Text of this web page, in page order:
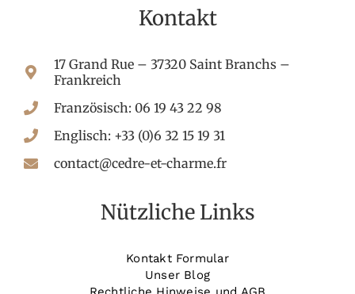
Kontakt
17 Grand Rue – 37320 Saint Branchs –
Frankreich
Französisch: 06 19 43 22 98
Englisch: +33 (0)6 32 15 19 31
contact@cedre-et-charme.fr
Nützliche Links
Kontakt Formular
Unser Blog